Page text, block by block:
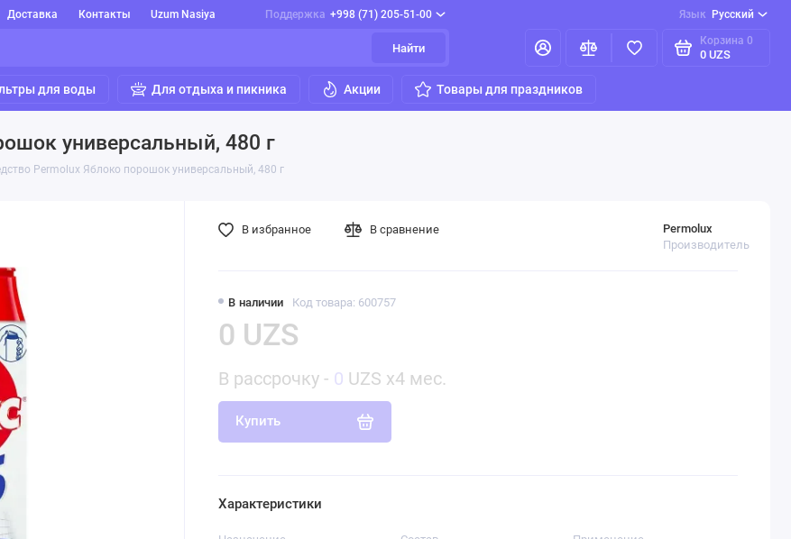
Доставка Контакты Uzum Nasiya Поддержка +998 (71) 205-51-00 Язык Русский
Найти
Корзина 0
0 UZS
для воды Для отдыха и пикника Акции Товары для праздников
универсальный, 480 г
Permolux Яблоко порошок универсальный, 480 г
В наличии Код товара: 600757
Permolux
Производитель
0 UZS
В рассрочку - 0 UZS x4 мес.
Купить
В избранное В сравнение
Характеристики